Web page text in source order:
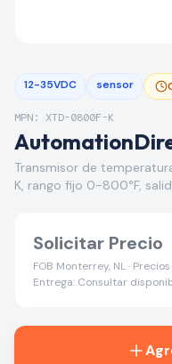
12-35VDC sensor
MPN: XTD-0800F-K
Transmisor de
K, rango fijo 0-800°F,
Solicitar Precio
FOB Monterrey, NL ·
Entrega: Consultar